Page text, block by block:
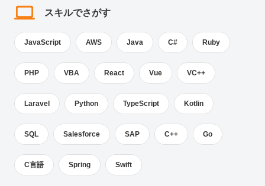
スキルでさがす
JavaScript AWS Java C# Ruby
PHP VBA React Vue VC++
Laravel Python TypeScript Kotlin
SQL Salesforce SAP C++ Go
C言語 Spring Swift